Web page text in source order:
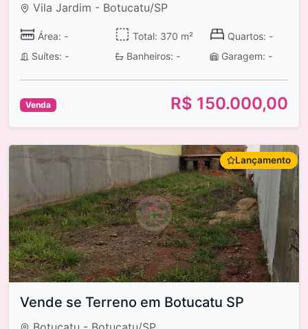
Vila Jardim - Botucatu/SP
Área: - Total: 370 m²
Quartos: -
Suítes: -
Banheiros: - Garagem: -
Venda R$ 150.000,00
Lançamento
Vende se Terreno em Botucatu SP